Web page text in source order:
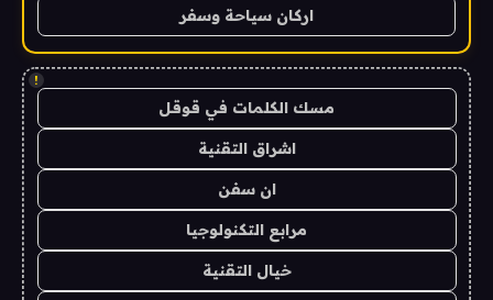
اركان سياحة وسفر
!
مسك الكلمات في قوقل
اشراق التقنية
ان سفن
مرابع التكنولوجيا
خيال التقنية